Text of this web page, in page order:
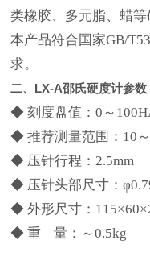
类橡胶、多元脂、蜡等
本产品符合国家GB/
求。
二、LX-A邵氏硬度计参数
◆ 刻度盘值：0～
◆ 推荐测量范围：10
◆ 压针行程：2.5mm
◆ 压针头部尺寸：
◆ 外形尺寸：
◆ 重 量：～0.5kg